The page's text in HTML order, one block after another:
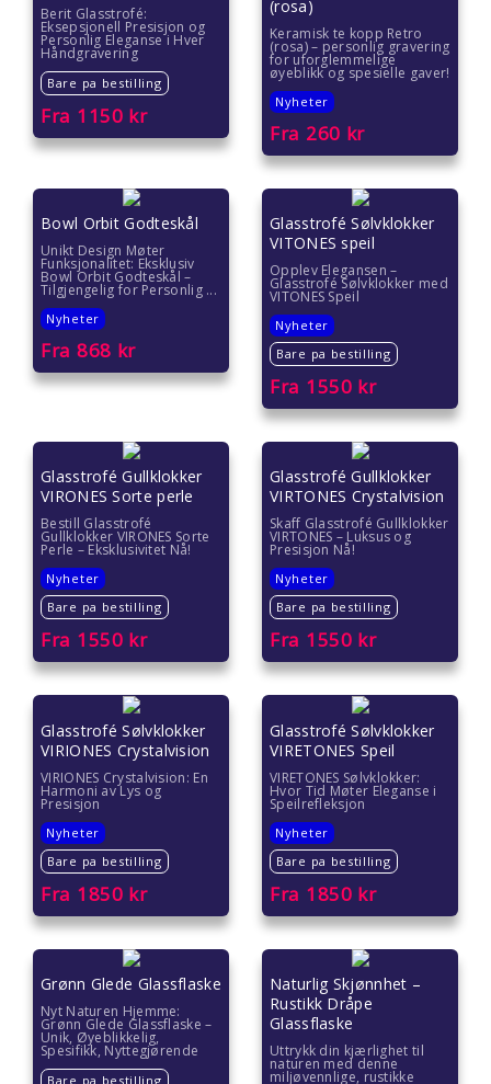
Berit Glasstrofé:
Eksepsjonell Presisjon og
Personlig Eleganse i Hver
Håndgravering
Bare pa bestilling
Fra 1150 kr
(rosa)
Keramisk te kopp Retro
(rosa) – personlig gravering
for uforglemmelige
øyeblikk og spesielle gaver!
Nyheter
Fra 260 kr
Bowl Orbit Godteskål
Unikt Design Møter
Funksjonalitet: Eksklusiv
Bowl Orbit Godteskål –
Tilgjengelig for Personlig ...
Nyheter
Fra 868 kr
Glasstrofé Sølvklokker
VITONES speil
Opplev Elegansen –
Glasstrofé Sølvklokker med
VITONES Speil
Nyheter
Bare pa bestilling
Fra 1550 kr
Glasstrofé Gullklokker
VIRONES Sorte perle
Bestill Glasstrofé
Gullklokker VIRONES Sorte
Perle – Eksklusivitet Nå!
Nyheter
Bare pa bestilling
Fra 1550 kr
Glasstrofé Gullklokker
VIRTONES Crystalvision
Skaff Glasstrofé Gullklokker
VIRTONES – Luksus og
Presisjon Nå!
Nyheter
Bare pa bestilling
Fra 1550 kr
Glasstrofé Sølvklokker
VIRIONES Crystalvision
VIRIONES Crystalvision: En
Harmoni av Lys og
Presisjon
Nyheter
Bare pa bestilling
Fra 1850 kr
Glasstrofé Sølvklokker
VIRETONES Speil
VIRETONES Sølvklokker:
Hvor Tid Møter Eleganse i
Speilrefleksjon
Nyheter
Bare pa bestilling
Fra 1850 kr
Grønn Glede Glassflaske
Nyt Naturen Hjemme:
Grønn Glede Glassflaske –
Unik, Øyeblikkelig,
Spesifikk, Nyttegjørende
Bare pa bestilling
Naturlig Skjønnhet –
Rustikk Dråpe
Glassflaske
Uttrykk din kjærlighet til
naturen med denne
miljøvennlige, rustikke